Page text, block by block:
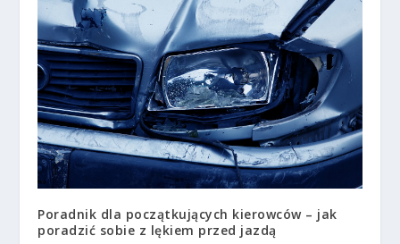
Poradnik dla początkujących kierowców – jak
poradzić sobie z lękiem przed jazdą